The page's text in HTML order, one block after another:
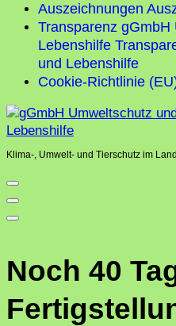
Auszeichnungen
Transparenz gGmbH
Lebenshilfe
und Lebenshilfe
Cookie-Richtlinie
Klima-, Umwelt- und Tierschutz im
Noch 40